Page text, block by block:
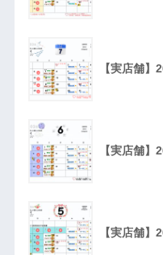
【実店舗
【実店舗
【実店舗